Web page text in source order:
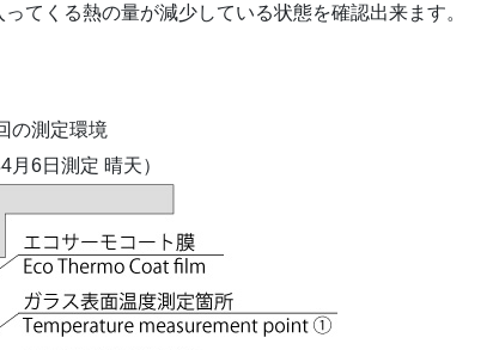
てくる熱の量が減少している状態を確認出来ます。
の測定環境
月6日測定 晴天）